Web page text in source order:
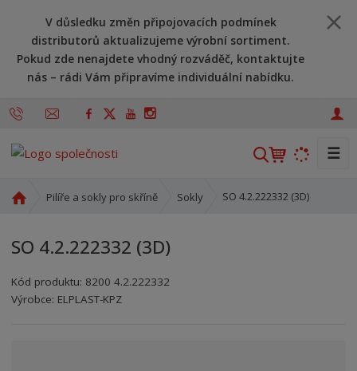
V důsledku změn připojovacích podmínek
distributorů aktualizujeme výrobní sortiment.
Pokud zde nenajdete vhodný rozváděč, kontaktujte
nás – rádi Vám připravíme individuální nabídku.
V
h
☰
d
í
s
Pilíře a sokly pro skříně Sokly SO 4.2.222332 (3D)
SO 4.2.222332 (3D)
Kód produktu: 8200 4.2.222332
Kód výrobce: 8595208696275
Kód dodavatele:8595208696275
Výrobce: ELPLAST-KPZ